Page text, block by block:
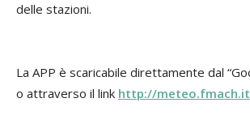
delle stazioni.
La APP è scaricabile direttamente dal
o attraverso il link http://meteo.fmach.it